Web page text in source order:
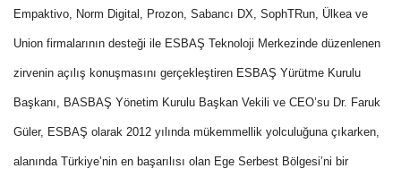
Empaktivo, Norm Digital, Prozon, Sabancı DX, SophTRun, Ülkea ve
Union firmalarının desteği ile ESBAŞ Teknoloji Merkezinde düzenlenen
zirvenin açılış konuşmasını gerçekleştiren ESBAŞ Yürütme Kurulu
Başkanı, BASBAŞ Yönetim Kurulu Başkan Vekili ve CEO’su Dr. Faruk
Güler, ESBAŞ olarak 2012 yılında mükemmellik yolculuğuna çıkarken,
alanında Türkiye’nin en başarılısı olan Ege Serbest Bölgesi’ni bir